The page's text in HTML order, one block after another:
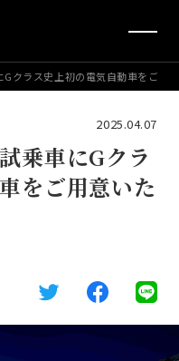
Gクラス史上初の電気自動車をご用
2025.04.07
乗車にGクラ
をご用意いた